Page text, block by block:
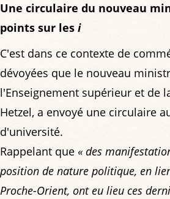
Une circulaire du nouveau
points sur les i
C'est dans ce contexte de
dévoyées que le nouveau
l'Enseignement supérieur et de
Hetzel, a envoyé une circulaire
d'université.
Rappelant que « des
position de nature politique, en
Proche-Orient, ont eu lieu ces